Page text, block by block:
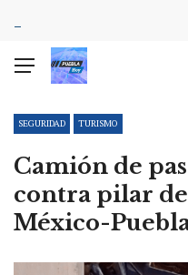
SEGURIDAD TURISMO
Camión de
contra pilar
México-